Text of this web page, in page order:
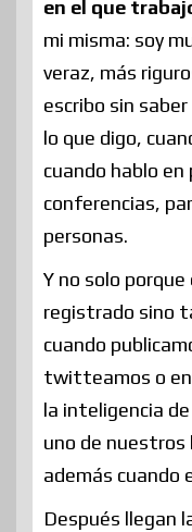
en el que
mi misma: soy
veraz, más
escribo sin
lo que digo,
cuando hablo en
conferencias,
personas.
Y no solo
registrado sino
cuando
twitteamos o
la inteligencia
uno de
además cuando
Después llegan